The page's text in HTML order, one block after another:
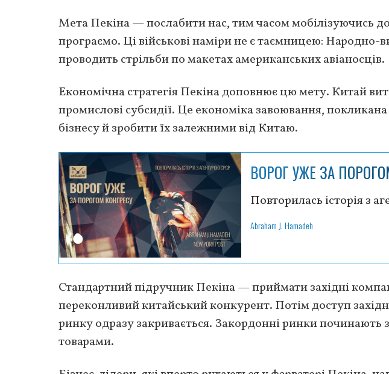
Мета Пекіна — послабити нас, тим часом мобілізуючись
програємо. Ці військові наміри не є таємницею: Народно-
проводить стрільби по макетах американських авіаносців.
Економічна стратегія Пекіна доповнює цю мету. Китай
промислові субсидії. Це економіка завоювання, покликана
бізнесу й зробити їх залежними від Китаю.
ВОРОГ УЖЕ ЗА
Повторилась історія з
Abraham J. Hamadeh
Стандартний підручник Пекіна — приймати західні
переконливий китайський конкурент. Потім доступ
ринку одразу закривається. Закордонні ринки починають
товарами.